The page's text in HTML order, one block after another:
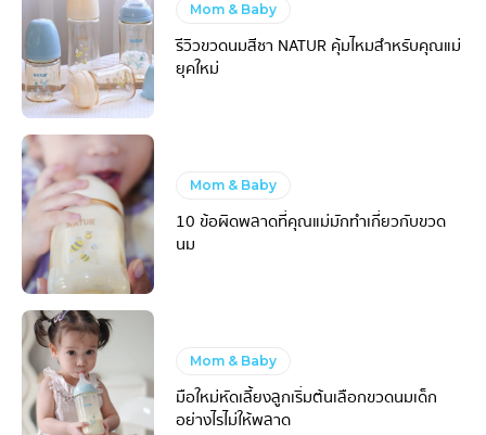
Mom & Baby
รีวิวขวดนมสีชา NATUR คุ้มไหมสำหรับคุณแม่
ยุคใหม่
Mom & Baby
10 ข้อผิดพลาดที่คุณแม่มักทำเกี่ยวกับขวด
นม
Mom & Baby
มือใหม่หัดเลี้ยงลูกเริ่มต้นเลือกขวดนมเด็ก
อย่างไรไม่ให้พลาด